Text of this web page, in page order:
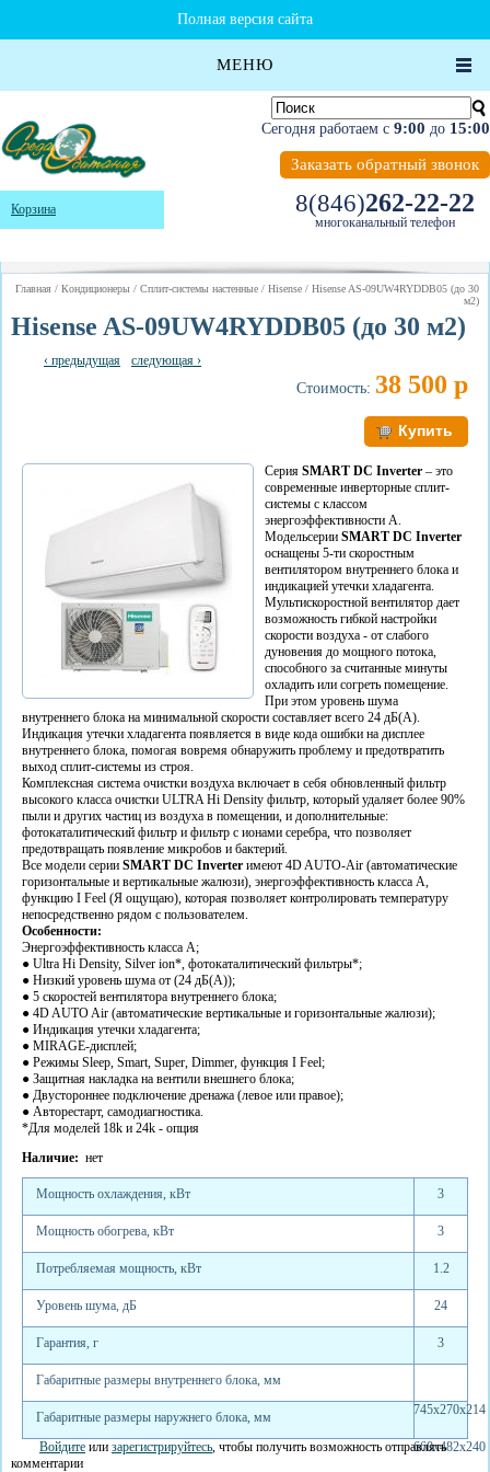
Полная версия сайта
МЕНЮ
Сегодня работаем с 9:00 до 15:00
Заказать обратный звонок
8(846)262-22-22
многоканальный телефон
Корзина
Главная / Кондиционеры / Сплит-системы настенные / Hisense / Hisense AS-09UW4RYDDB05 (до 30
м2)
Hisense AS-09UW4RYDDB05 (до 30 м2)
‹ предыдущая следующая ›
Стоимость: 38 500 р
Серия SMART DC Inverter – это
современные инверторные сплит-
системы с классом
энергоэффективности А.
Модельсерии SMART DC Inverter
оснащены 5-ти скоростным
вентилятором внутреннего блока и
индикацией утечки хладагента.
Мультискоростной вентилятор дает
возможность гибкой настройки
скорости воздуха - от слабого
дуновения до мощного потока,
способного за считанные минуты
охладить или согреть помещение.
При этом уровень шума
внутреннего блока на минимальной скорости составляет всего 24 дБ(А).
Индикация утечки хладагента появляется в виде кода ошибки на дисплее
внутреннего блока, помогая вовремя обнаружить проблему и предотвратить
выход сплит-системы из строя.
Комплексная система очистки воздуха включает в себя обновленный фильтр
высокого класса очистки ULTRA Hi Density фильтр, который удаляет более 90%
пыли и других частиц из воздуха в помещении, и дополнительные:
фотокаталитический фильтр и фильтр с ионами серебра, что позволяет
предотвращать появление микробов и бактерий.
Все модели серии SMART DC Inverter имеют 4D AUTO-Air (автоматические
горизонтальные и вертикальные жалюзи), энергоэффективность класса А,
функцию I Feel (Я ощущаю), которая позволяет контролировать температуру
непосредственно рядом с пользователем.
Особенности:
Энергоэффективность класса А;
● Ultra Hi Density, Silver ion*, фотокаталитический фильтры*;
● Низкий уровень шума от (24 дБ(А));
● 5 скоростей вентилятора внутреннего блока;
● 4D AUTO Air (автоматические вертикальные и горизонтальные жалюзи);
● Индикация утечки хладагента;
● MIRAGE-дисплей;
● Режимы Sleep, Smart, Super, Dimmer, функция I Feel;
● Защитная накладка на вентили внешнего блока;
● Двустороннее подключение дренажа (левое или правое);
● Авторестарт, самодиагностика.
*Для моделей 18k и 24k - опция
Наличие: нет
Мощность охлаждения, кВт 3
Мощность обогрева, кВт 3
Потребляемая мощность, кВт 1.2
Уровень шума, дБ 24
Гарантия, г 3
Габаритные размеры внутреннего блока, мм
745х270х214
Габаритные размеры наружнего блока, мм
660x482x240
Войдите или зарегистрируйтесь, чтобы получить возможность отправлять
комментарии